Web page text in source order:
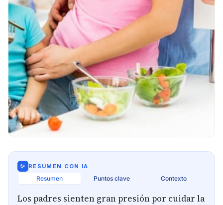
✨ RESUMEN CON IA
Resumen Puntos clave Contexto
Los padres sienten gran presión por cuidar la